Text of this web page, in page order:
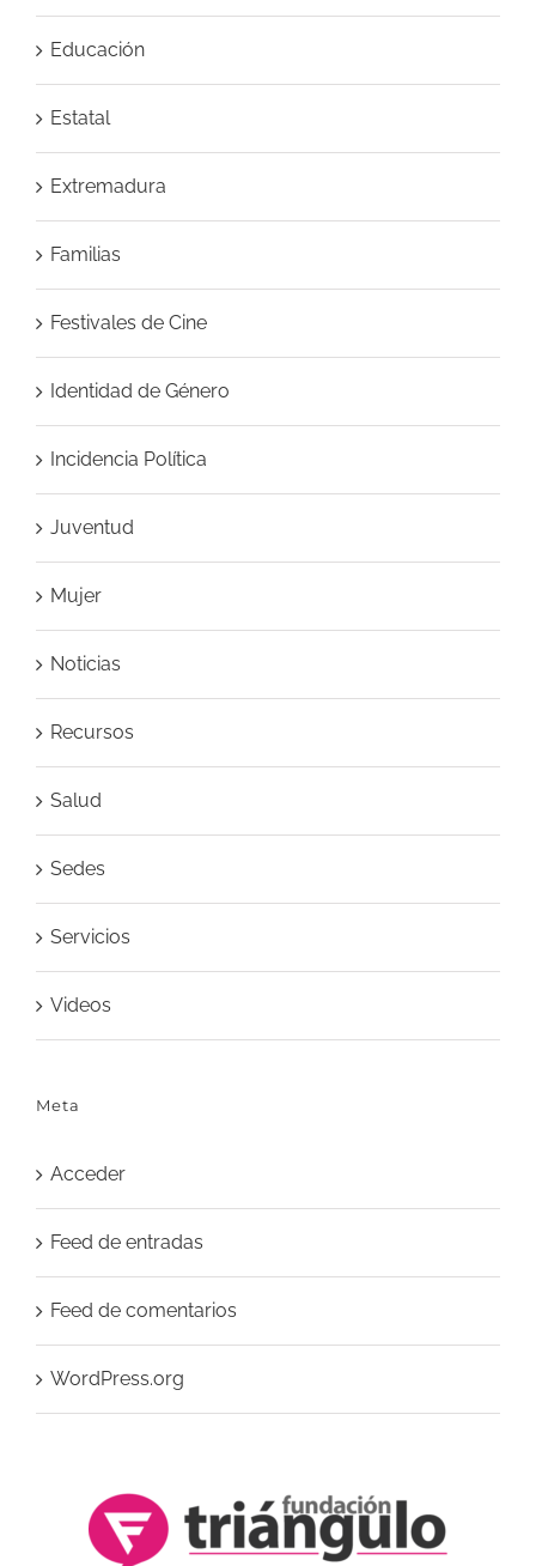
Educación
Estatal
Extremadura
Familias
Festivales de Cine
Identidad de Género
Incidencia Política
Juventud
Mujer
Noticias
Recursos
Salud
Sedes
Servicios
Videos
Meta
Acceder
Feed de entradas
Feed de comentarios
WordPress.org